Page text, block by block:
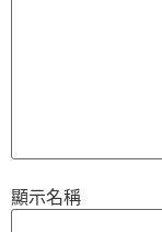
顯示名稱